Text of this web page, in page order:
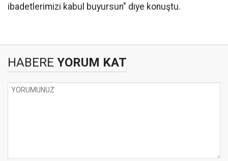
ibadetlerimizi kabul buyursun" diye konuştu.
HABERE YORUM KAT